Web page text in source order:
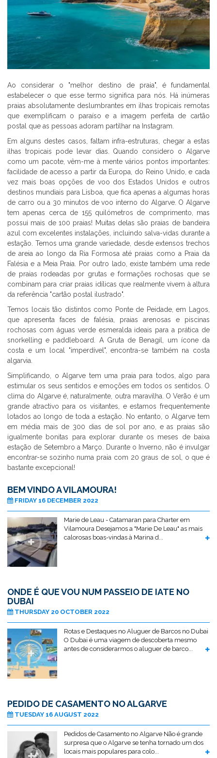
Ao considerar o "melhor destino de praia", é fundamental
estabelecer o que esse termo significa para nós. Há inúmeras
praias absolutamente deslumbrantes em ilhas tropicais remotas
que exemplificam o paraíso e a imagem perfeita de cartão
postal que as pessoas adoram partilhar na Instagram.
Em alguns destes casos, faltam infra-estruturas, chegar a estas
ilhas tropicais pode levar dias. Quando considero o Algarve
como um pacote, vêm-me à mente vários pontos importantes:
facilidade de acesso a partir da Europa, do Reino Unido, e cada
vez mais boas opções de voo dos Estados Unidos e outros
destinos mundiais para Lisboa, que fica apenas a algumas horas
de carro ou a 30 minutos de voo interno do Algarve. O Algarve
tem apenas cerca de 155 quilómetros de comprimento, mas
possui mais de 100 praias! Muitas delas são praias de bandeira
azul com excelentes instalações, incluindo salva-vidas durante a
estação. Temos uma grande variedade, desde extensos trechos
de areia ao longo da Ria Formosa até praias como a Praia da
Falésia e a Meia Praia. Por outro lado, existe também uma rede
de praias rodeadas por grutas e formações rochosas que se
combinam para criar praias idílicas que realmente vivem à altura
da referência "cartão postal ilustrado".
Temos locais tão distintos como Ponte de Peidade, em Lagos,
que apresenta faces de falésia, praias arenosas e piscinas
rochosas com águas verde esmeralda ideais para a prática de
snorkelling e paddleboard. A Gruta de Benagil, um ícone da
costa e um local "imperdível", encontra-se também na costa
algarvia.
Simplificando, o Algarve tem uma praia para todos, algo para
estimular os seus sentidos e emoções em todos os sentidos. O
clima do Algarve é, naturalmente, outra maravilha. O Verão é um
grande atractivo para os visitantes, e estamos frequentemente
lotados ao longo de toda a estação. No entanto, o Algarve tem
em média mais de 300 dias de sol por ano, e as praias são
igualmente bonitas para explorar durante os meses de baixa
estação de Setembro a Março. Durante o Inverno, não é invulgar
encontrar-se sozinho numa praia com 20 graus de sol, o que é
bastante excepcional!
BEM VINDO A VILAMOURA!
FRIDAY 16 DECEMBER 2022
Marie de Leau - Catamaran para Charter em
Vilamoura Desejamos a "Marie De Leau" as mais
calorosas boas-vindas à Marina d...
ONDE É QUE VOU NUM PASSEIO DE IATE NO
DUBAI
THURSDAY 20 OCTOBER 2022
Rotas e Destaques no Aluguer de Barcos no Dubai
O Dubai é uma viagem de descoberta mesmo
antes de considerarmos o aluguer de barco...
PEDIDO DE CASAMENTO NO ALGARVE
TUESDAY 16 AUGUST 2022
Pedidos de Casamento no Algarve Não é grande
surpresa que o Algarve se tenha tornado um dos
locais mais populares para colo...